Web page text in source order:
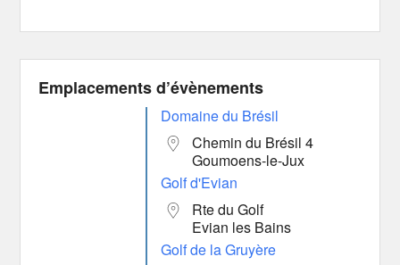
Emplacements d’évènements
Domaine du Brésil
Chemin du Brésil 4
Goumoens-le-Jux
Golf d'Evian
Rte du Golf
Evian les Bains
Golf de la Gruyère